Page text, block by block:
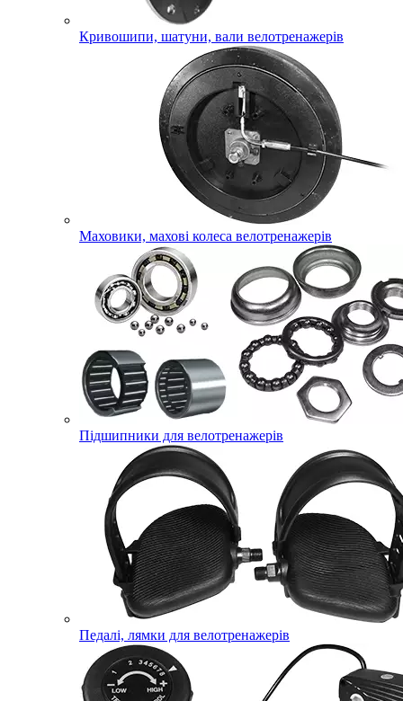
Кривошипи, шатуни, вали велотренажерів
Маховики, махові колеса велотренажерів
Підшипники для велотренажерів
Педалі, лямки для велотренажерів